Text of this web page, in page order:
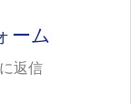
ーム
返信